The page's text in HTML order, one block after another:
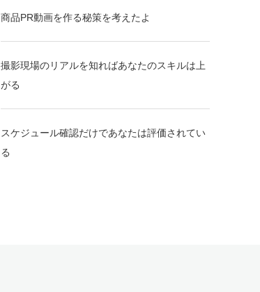
商品PR動画を作る秘策を考えたよ
撮影現場のリアルを知ればあなたのスキルは上
がる
スケジュール確認だけであなたは評価されてい
る